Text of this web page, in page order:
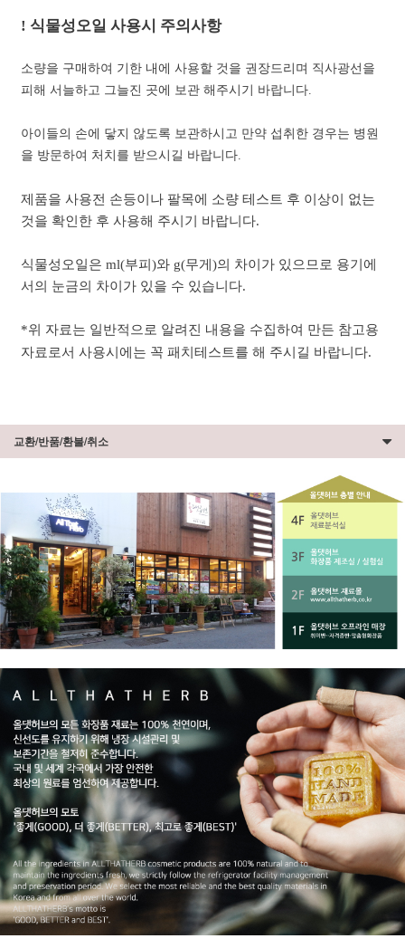
! 식물성오일 사용시 주의사항
소량을 구매하여 기한 내에 사용할 것을 권장드리며 직사광선을
피해 서늘하고 그늘진 곳에 보관 해주시기 바랍니다.
아이들의 손에 닿지 않도록 보관하시고 만약 섭취한 경우는 병원
을 방문하여 처치를 받으시길 바랍니다.
제품을 사용전 손등이나 팔목에 소량 테스트 후 이상이 없는
것을 확인한 후 사용해 주시기 바랍니다.
식물성오일은 ml(부피)와 g(무게)의 차이가 있으므로 용기에
서의 눈금의 차이가 있을 수 있습니다.
*위 자료는 일반적으로 알려진 내용을 수집하여 만든 참고용
자료로서 사용시에는 꼭 패치테스트를 해 주시길 바랍니다.
교환/반품/환불/취소